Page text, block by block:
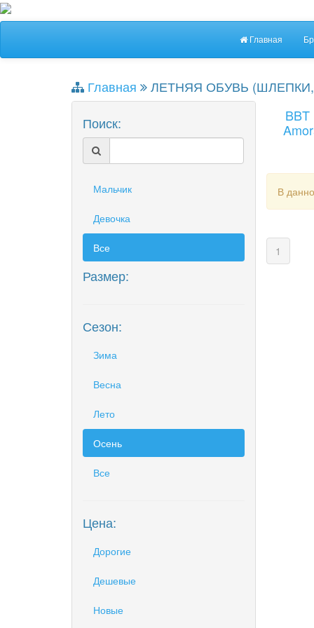
Главная
Главная
ЛЕТНЯЯ ОБУВЬ
Поиск:
Мальчик
Девочка
Все
Размер:
Сезон:
Зима
Весна
Лето
Осень
Все
Цена:
Дорогие
Дешевые
Новые
BBT
В
1